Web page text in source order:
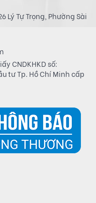
Lý Tự Trọng, Phường Sài
CNDKHKD số:
tư Tp. Hồ Chí Minh cấp